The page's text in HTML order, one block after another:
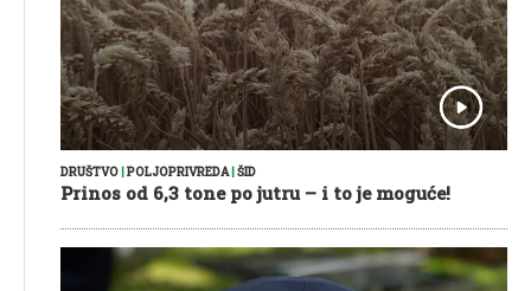
DRUŠTVO|POLJOPRIVREDA|ŠID
Prinos od 6,3 tone po jutru – i to je moguće!